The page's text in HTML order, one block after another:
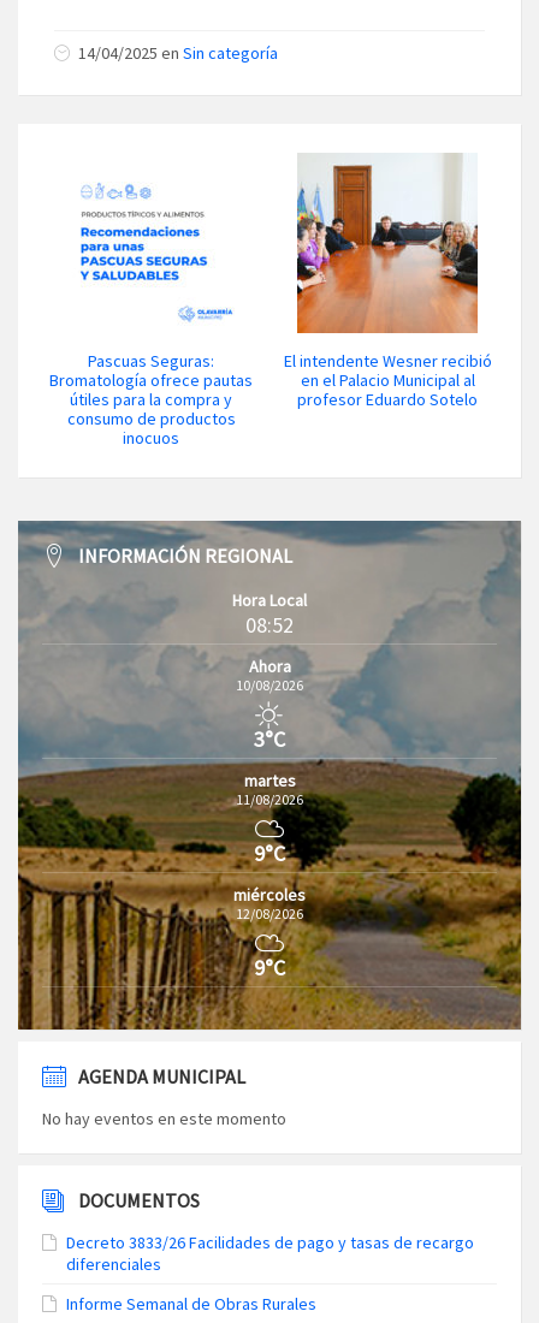
14/04/2025 en Sin categoría
Pascuas Seguras:
Bromatología ofrece pautas
útiles para la compra y
consumo de productos
inocuos
El intendente Wesner recibió
en el Palacio Municipal al
profesor Eduardo Sotelo
INFORMACIÓN REGIONAL
Hora Local
08:52
Ahora
10/08/2026
3°C
martes
11/08/2026
9°C
miércoles
12/08/2026
9°C
AGENDA MUNICIPAL
No hay eventos en este momento
DOCUMENTOS
Decreto 3833/26 Facilidades de pago y tasas de recargo
diferenciales
Informe Semanal de Obras Rurales